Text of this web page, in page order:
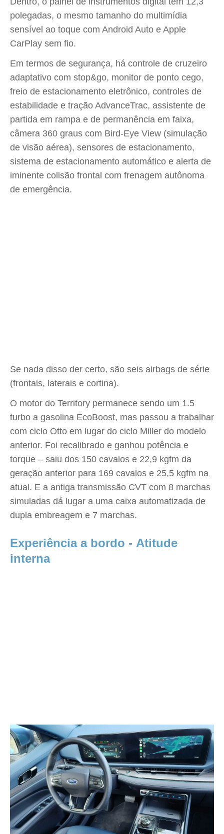
polegadas, o mesmo tamanho do multimídia
sensível ao toque com Android Auto e Apple
CarPlay sem fio.
Em termos de segurança, há controle de cruzeiro
adaptativo com stop&go, monitor de ponto cego,
freio de estacionamento eletrônico, controles de
estabilidade e tração AdvanceTrac, assistente de
partida em rampa e de permanência em faixa,
câmera 360 graus com Bird-Eye View (simulação
de visão aérea), sensores de estacionamento,
sistema de estacionamento automático e alerta de
iminente colisão frontal com frenagem autônoma
de emergência.
Se nada disso der certo, são seis airbags de série
(frontais, laterais e cortina).
O motor do Territory permanece sendo um 1.5
turbo a gasolina EcoBoost, mas passou a trabalhar
com ciclo Otto em lugar do ciclo Miller do modelo
anterior. Foi recalibrado e ganhou potência e
torque – saiu dos 150 cavalos e 22,9 kgfm da
geração anterior para 169 cavalos e 25,5 kgfm na
atual. E a antiga transmissão CVT com 8 marchas
simuladas dá lugar a uma caixa automatizada de
dupla embreagem e 7 marchas.
Experiência a bordo - Atitude
interna